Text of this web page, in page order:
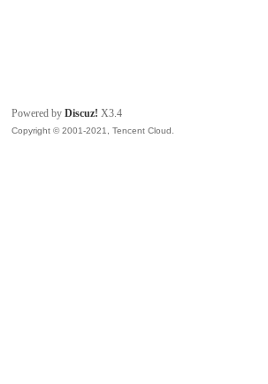
Powered byDiscuz! X3.4
Copyright © 2001-2021, Tencent Cloud.